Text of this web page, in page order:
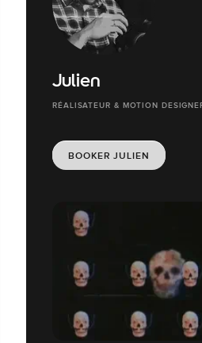
Julien
RÉALISATEUR & MOTION
BOOKER JULIEN